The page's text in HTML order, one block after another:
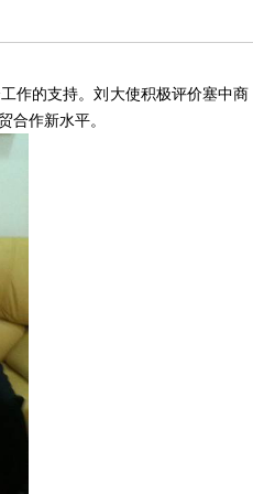
作的支持。刘大使积极评价塞中商
合作新水平。